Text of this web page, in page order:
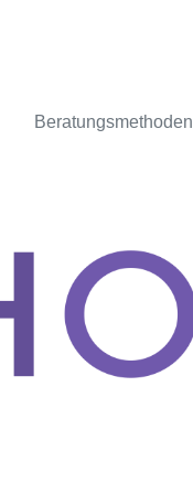
Beratungsmethoden